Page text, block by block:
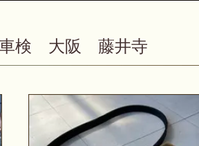
車検 大阪 藤井寺